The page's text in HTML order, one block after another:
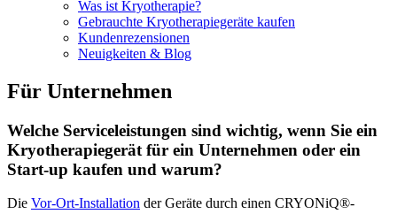
Was ist Kryotherapie?
Gebrauchte Kryotherapiegeräte kaufen
Kundenrezensionen
Neuigkeiten & Blog
Für Unternehmen
Welche Serviceleistungen sind wichtig, wenn Sie ein
Kryotherapiegerät für ein Unternehmen oder ein
Start-up kaufen und warum?
Die Vor-Ort-Installation der Geräte durch einen CRYONiQ®-